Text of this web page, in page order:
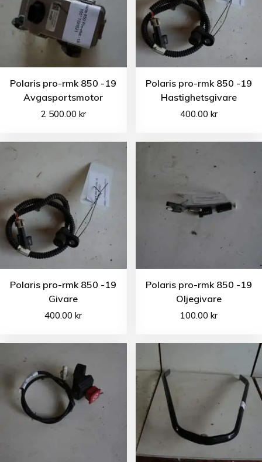
Polaris pro-rmk 850 -19
Avgasportsmotor
2 500.00 kr
Polaris pro-rmk 850 -19
Hastighetsgivare
400.00 kr
Polaris pro-rmk 850 -19
Givare
400.00kr
Polaris pro-rmk 850 -19
Oljegivare
100.00 kr